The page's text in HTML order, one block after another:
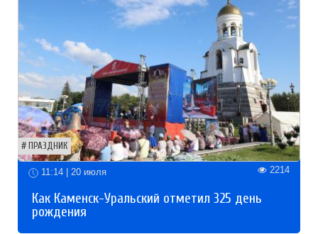
ПРАЗДНИК
11:14 | 20 июля 2214
Как Каменск-Уральский отметил 325 день
рождения